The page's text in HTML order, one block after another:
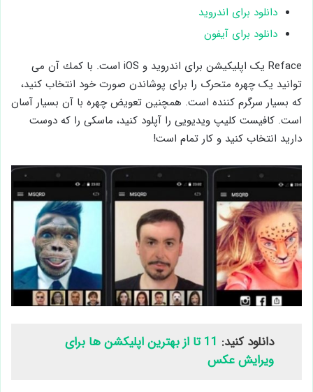
دانلود برای اندروید
دانلود برای آیفون
Reface یک اپلیکیشن برای اندروید و iOS است. با كمك آن می
توانید یک چهره متحرک را برای پوشاندن صورت خود انتخاب کنید،
که بسیار سرگرم کننده است. همچنین تعویض چهره با آن بسیار آسان
است. كافيست کلیپ ویدیویی را آپلود کنید، ماسکی را که دوست
دارید انتخاب کنید و کار تمام است!
دانلود کنید:
11 تا از بهترین اپلیکشن ها برای
ویرایش عکس